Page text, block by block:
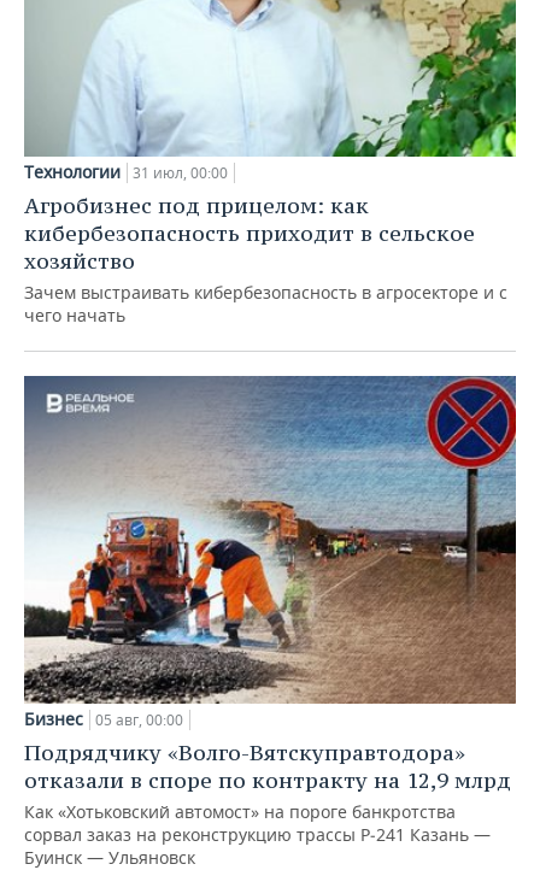
Технологии 31 июл, 00:00
Агробизнес под прицелом: как
кибербезопасность приходит в сельское
хозяйство
Зачем выстраивать кибербезопасность в агросекторе и с
чего начать
Бизнес 05 авг, 00:00
Подрядчику «Волго-Вятскуправтодора»
отказали в споре по контракту на 12,9 млрд
Как «Хотьковский автомост» на пороге банкротства
сорвал заказ на реконструкцию трассы Р‑241 Казань —
Буинск — Ульяновск